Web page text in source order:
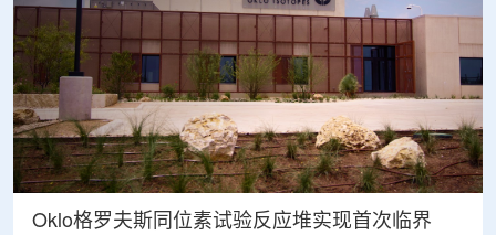
Oklo格罗夫斯同位素试验反应堆实现首次临界